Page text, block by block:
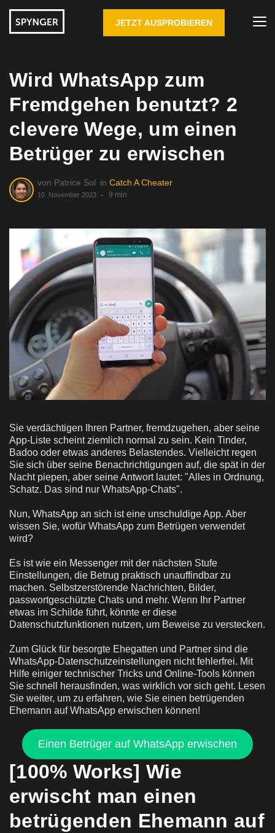
JETZT AUSPROBIEREN
Wird WhatsApp zum
Fremdgehen benutzt? 2
clevere Wege, um einen
Betrüger zu erwischen
von Patrice Sol in Catch A Cheater
10. November 2023 9 min
Sie verdächtigen Ihren Partner, fremdzugehen, aber seine
App-Liste scheint ziemlich normal zu sein. Kein Tinder,
Badoo oder etwas anderes Belastendes. Vielleicht regen
Sie sich über seine Benachrichtigungen auf, die spät in der
Nacht piepen, aber seine Antwort lautet: "Alles in Ordnung,
Schatz. Das sind nur WhatsApp-Chats".
Nun, WhatsApp an sich ist eine unschuldige App. Aber
wissen Sie, wofür WhatsApp zum Betrügen verwendet
wird?
Es ist wie ein Messenger mit der nächsten Stufe
Einstellungen, die Betrug praktisch unauffindbar zu
machen. Selbstzerstörende Nachrichten, Bilder,
passwortgeschützte Chats und mehr. Wenn Ihr Partner
etwas im Schilde führt, könnte er diese
Datenschutzfunktionen nutzen, um Beweise zu verstecken.
Zum Glück für besorgte Ehegatten und Partner sind die
WhatsApp-Datenschutzeinstellungen nicht fehlerfrei. Mit
Hilfe einiger technischer Tricks und Online-Tools können
Sie schnell herausfinden, was wirklich vor sich geht. Lesen
Sie weiter, um zu erfahren, wie Sie einen betrügenden
Ehemann auf WhatsApp erwischen können!
Einen Betrüger auf WhatsApp erwischen
[100% Works] Wie
erwischt man einen
betrügenden Ehemann auf